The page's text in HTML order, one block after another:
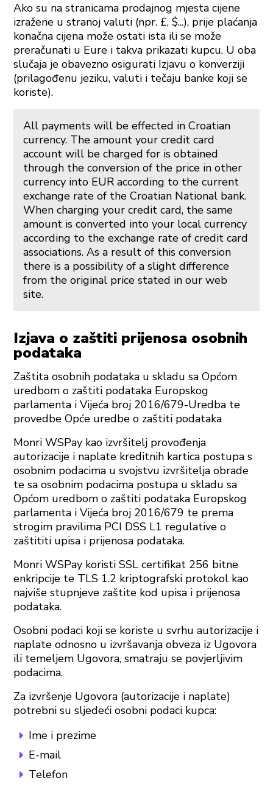
Ako su na stranicama prodajnog mjesta cijene
izražene u stranoj valuti (npr. £, $...), prije plaćanja
konačna cijena može ostati ista ili se može
preračunati u Eure i takva prikazati kupcu. U oba
slučaja je obavezno osigurati Izjavu o konverziji
(prilagođenu jeziku, valuti i tečaju banke koji se
koriste).
All payments will be effected in Croatian
currency. The amount your credit card
account will be charged for is obtained
through the conversion of the price in other
currency into EUR according to the current
exchange rate of the Croatian National bank.
When charging your credit card, the same
amount is converted into your local currency
according to the exchange rate of credit card
associations. As a result of this conversion
there is a possibility of a slight difference
from the original price stated in our web
site.
Izjava o zaštiti prijenosa osobnih
podataka
Zaštita osobnih podataka u skladu sa Općom
uredbom o zaštiti podataka Europskog
parlamenta i Vijeća broj 2016/679-Uredba te
provedbe Opće uredbe o zaštiti podataka
Monri WSPay kao izvršitelj provođenja
autorizacije i naplate kreditnih kartica postupa s
osobnim podacima u svojstvu izvršitelja obrade
te sa osobnim podacima postupa u skladu sa
Općom uredbom o zaštiti podataka Europskog
parlamenta i Vijeća broj 2016/679 te prema
strogim pravilima PCI DSS L1 regulative o
zaštititi upisa i prijenosa podataka.
Monri WSPay koristi SSL certifikat 256 bitne
enkripcije te TLS 1.2 kriptografski protokol kao
najviše stupnjeve zaštite kod upisa i prijenosa
podataka.
Osobni podaci koji se koriste u svrhu autorizacije i
naplate odnosno u izvršavanja obveza iz Ugovora
ili temeljem Ugovora, smatraju se povjerljivim
podacima.
Za izvršenje Ugovora (autorizacije i naplate)
potrebni su sljedeći osobni podaci kupca:
Ime i prezime
E-mail
Telefon